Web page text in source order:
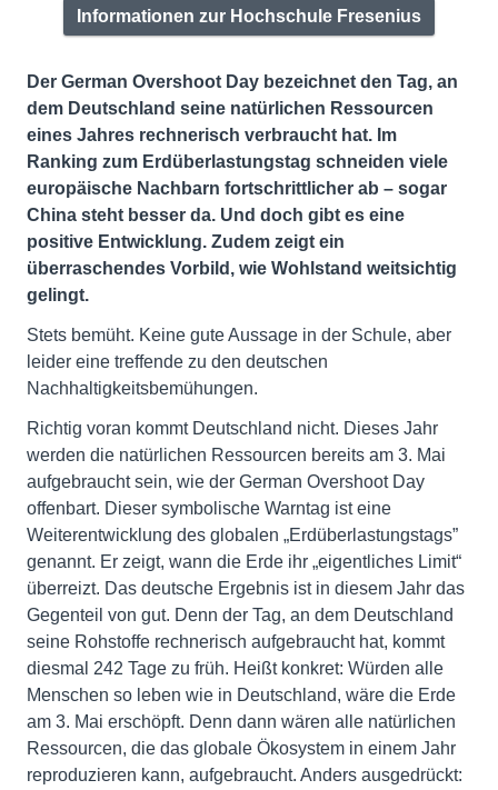
Informationen zur Hochschule Fresenius
Der German Overshoot Day bezeichnet den Tag, an
dem Deutschland seine natürlichen Ressourcen
eines Jahres rechnerisch verbraucht hat. Im
Ranking zum Erdüberlastungstag schneiden viele
europäische Nachbarn fortschrittlicher ab – sogar
China steht besser da. Und doch gibt es eine
positive Entwicklung. Zudem zeigt ein
überraschendes Vorbild, wie Wohlstand weitsichtig
gelingt.
Stets bemüht. Keine gute Aussage in der Schule, aber
leider eine treffende zu den deutschen
Nachhaltigkeitsbemühungen.
Richtig voran kommt Deutschland nicht. Dieses Jahr
werden die natürlichen Ressourcen bereits am 3. Mai
aufgebraucht sein, wie der German Overshoot Day
offenbart. Dieser symbolische Warntag ist eine
Weiterentwicklung des globalen „Erdüberlastungstags”
genannt. Er zeigt, wann die Erde ihr „eigentliches Limit“
überreizt. Das deutsche Ergebnis ist in diesem Jahr das
Gegenteil von gut. Denn der Tag, an dem Deutschland
seine Rohstoffe rechnerisch aufgebraucht hat, kommt
diesmal 242 Tage zu früh. Heißt konkret: Würden alle
Menschen so leben wie in Deutschland, wäre die Erde
am 3. Mai erschöpft. Denn dann wären alle natürlichen
Ressourcen, die das globale Ökosystem in einem Jahr
reproduzieren kann, aufgebraucht. Anders ausgedrückt: